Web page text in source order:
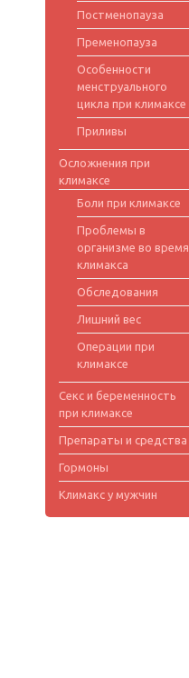
Постменопауза
Пременопауза
Особенности
менструального
цикла при климаксе
Приливы
Осложнения при
климаксе
Боли при климаксе
Проблемы в
организме во время
климакса
Обследования
Лишний вес
Операции при
климаксе
Секс и беременность
при климаксе
Препараты и средства
Гормоны
Климакс у мужчин